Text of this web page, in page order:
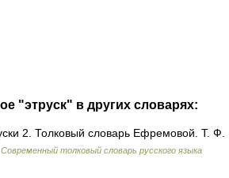
"этруск" в других словарях:
2. Толковый словарь Ефремовой. Т. Ф.
Современный толковый словарь русского языка